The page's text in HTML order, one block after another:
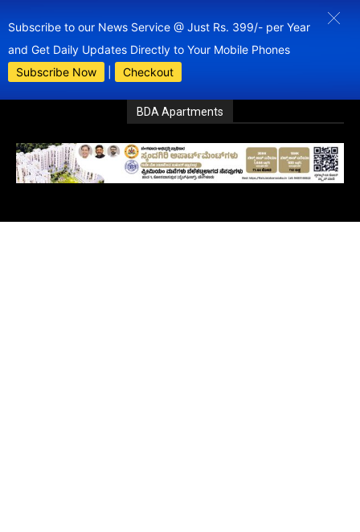
Subscribe to our News Service @ Just Rs. 399/- per Year
and Get Daily Updates Directly to Your Mobile Phones
Subscribe Now
Checkout
BDA Apartments